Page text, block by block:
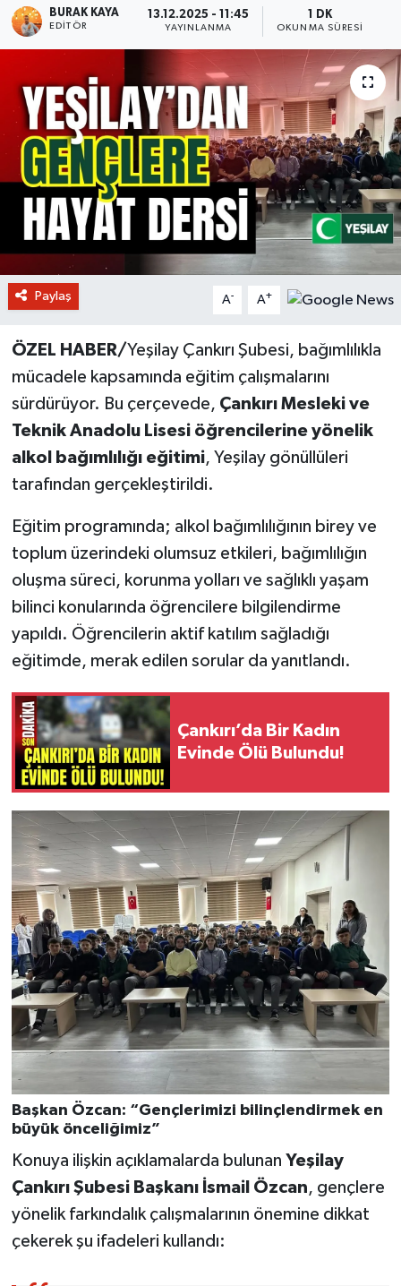
BURAK KAYA
EDITÖR
13.12.2025 - 11:45
YAYINLANMA
1 DK
OKUNMA SÜRESI
Paylaş A- A+
ÖZEL HABER/Yeşilay Çankırı Şubesi, bağımlılıkla
mücadele kapsamında eğitim çalışmalarını
sürdürüyor. Bu çerçevede, Çankırı Mesleki ve
Teknik Anadolu Lisesi öğrencilerine yönelik
alkol bağımlılığı eğitimi, Yeşilay gönüllüleri
tarafından gerçekleştirildi.
Eğitim programında; alkol bağımlılığının birey ve
toplum üzerindeki olumsuz etkileri, bağımlılığın
oluşma süreci, korunma yolları ve sağlıklı yaşam
bilinci konularında öğrencilere bilgilendirme
yapıldı. Öğrencilerin aktif katılım sağladığı
eğitimde, merak edilen sorular da yanıtlandı.
Çankırı’da Bir Kadın
Evinde Ölü Bulundu!
Başkan Özcan: “Gençlerimizi bilinçlendirmek en
büyük önceliğimiz”
Konuya ilişkin açıklamalarda bulunan Yeşilay
Çankırı Şubesi Başkanı İsmail Özcan, gençlere
yönelik farkındalık çalışmalarının önemine dikkat
çekerek şu ifadeleri kullandı: